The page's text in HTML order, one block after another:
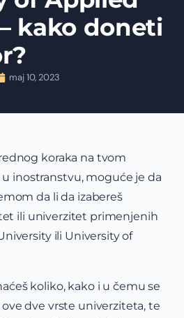
kako doneti
maj 10, 2023
koraka na tvom
inostranstvu, moguće je da
da li da izabereš
ili univerzitet primenjenih
ili University of
koliko, kako i u čemu se
dve vrste univerziteta, te